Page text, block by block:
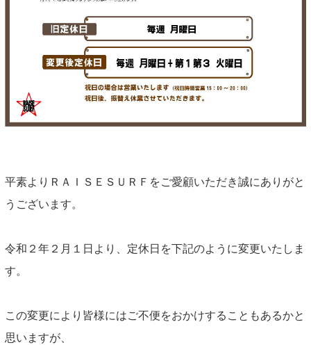
SURF GEAR
APPAREL
SCHOOL
NEWS
平素よりＲＡＩＳＥＳＵＲＦをご愛顧いただき誠にありがと
うございます。
令和２年２月１日より、定休日を下記のように変更いたしま
す。
この変更により皆様にはご不便をおかけすることもあるかと
思いますが、